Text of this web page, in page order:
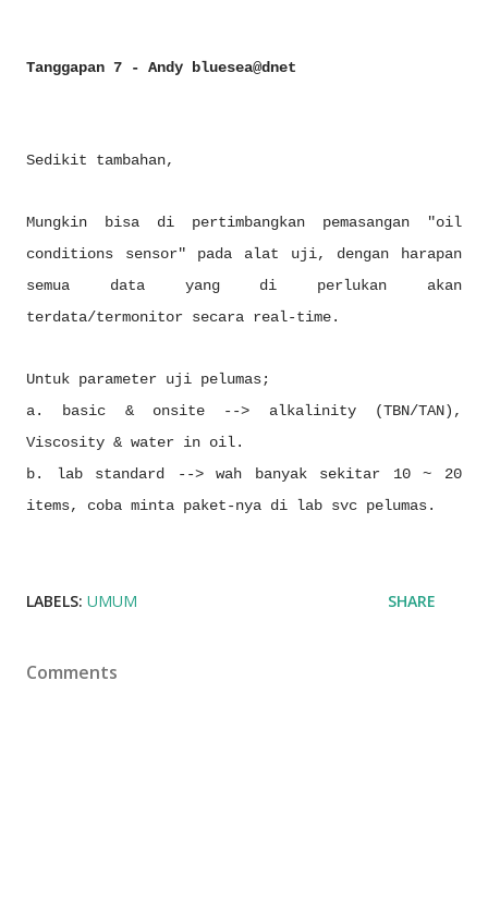
Tanggapan 7 - Andy bluesea@dnet
Sedikit tambahan,
Mungkin bisa di pertimbangkan pemasangan "oil
conditions sensor" pada alat uji, dengan harapan
semua data yang di perlukan akan
terdata/termonitor secara real-time.
Untuk parameter uji pelumas;
a. basic & onsite --> alkalinity (TBN/TAN),
Viscosity & water in oil.
b. lab standard --> wah banyak sekitar 10 ~ 20
items, coba minta paket-nya di lab svc pelumas.
LABELS: UMUM SHARE
Comments